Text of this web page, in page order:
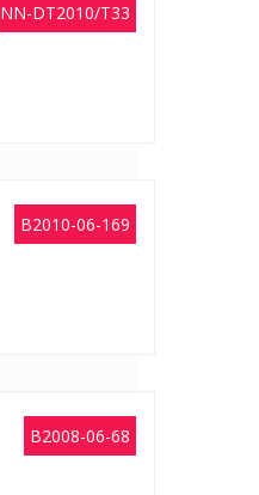
NN-DT2010/T33
B2010-06-169
B2008-06-68